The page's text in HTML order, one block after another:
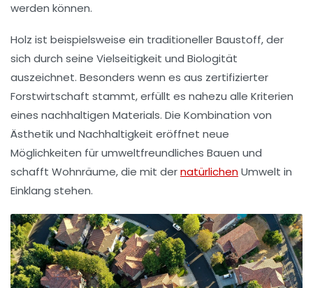
werden können.
Holz ist beispielsweise ein traditioneller Baustoff, der
sich durch seine Vielseitigkeit und Biologität
auszeichnet. Besonders wenn es aus zertifizierter
Forstwirtschaft stammt, erfüllt es nahezu alle Kriterien
eines nachhaltigen Materials. Die Kombination von
Ästhetik und Nachhaltigkeit eröffnet neue
Möglichkeiten fürumweltfreundliches Bauen und
schafft Wohnräume, die mit dernatürlichenUmwelt in
Einklang stehen.